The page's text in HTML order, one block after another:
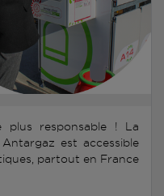
plus responsable ! La
est accessible
partout en France